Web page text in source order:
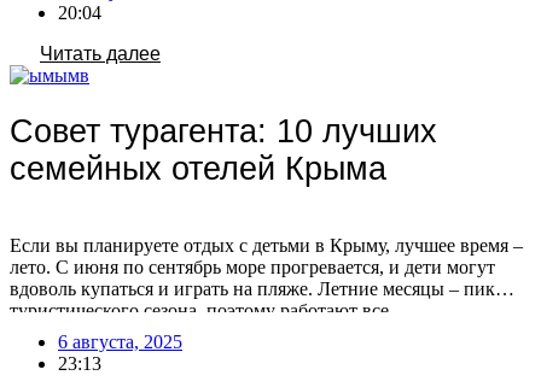
рай для двоих? Мы подготовили для вас 10 отличных отелей
для романтического и незабываемого […]
20:04
Читать далее
Совет турагента: 10 лучших
семейных отелей Крыма
Если вы планируете отдых с детьми в Крыму, лучшее время –
лето. С июня по сентябрь море прогревается, и дети могут
вдоволь купаться и играть на пляже. Летние месяцы – пик
туристического сезона, поэтому работают все
развлекательные заведения и инфраструктура. А сентябрьский
«бархатный сезон» особенно привлекателен: меньше
туристов, ниже цены и комфортная погода. Где остановиться
6 августа, 2025
23:13